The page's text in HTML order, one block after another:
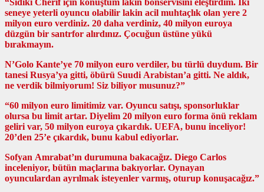
seneye yeterli oyuncu olabilir lakin acil muhtaçlık olan yere 2
milyon euro verdiniz. 20 daha verdiniz, 40 milyon euroya
düzgün bir santrfor alırdınız. Çocuğun üstüne yükü
bırakmayın.
N’Golo Kante’ye 70 milyon euro verdiler, bu türlü duydum. Bir
tanesi Rusya’ya gitti, öbürü Suudi Arabistan’a gitti. Ne aldık,
ne verdik bilmiyorum! Siz biliyor musunuz?”
“60 milyon euro limitimiz var. Oyuncu satışı, sponsorluklar
olursa bu limit artar. Diyelim 20 milyon euro forma önü reklam
geliri var, 50 milyon euroya çıkardık. UEFA, bunu inceliyor!
20’den 25’e çıkardık, bunu kabul ediyorlar.
Sofyan Amrabat’ın durumuna bakacağız. Diego Carlos
inceleniyor, bütün maçlarına bakıyorlar. Oynayan
oyunculardan ayrılmak isteyenler varmış, oturup konuşacağız.”